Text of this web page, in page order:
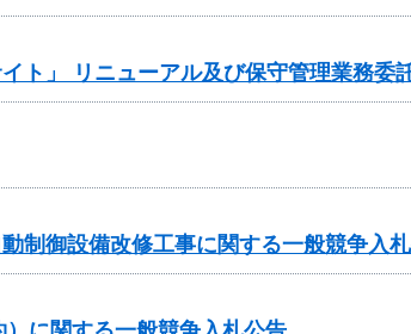
ト」 リニューアル及び保守管理業務委
制御設備改修工事に関する一般競争入